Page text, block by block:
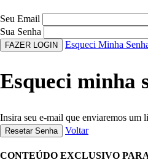
Seu Email
Sua Senha
FAZER LOGIN Esqueci Minha
Esqueci minha
Insira seu e-mail que enviaremos um
Resetar Senha Voltar
CONTEÚDO EXCLUSIVO